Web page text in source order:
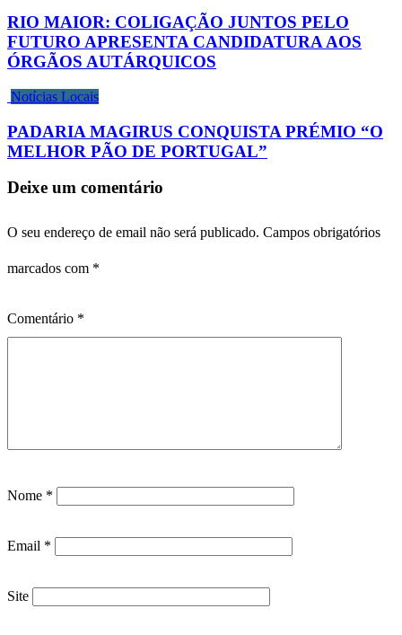
RIO MAIOR: COLIGAÇÃO JUNTOS PELO
FUTURO APRESENTA CANDIDATURA AOS
ÓRGÃOS AUTÁRQUICOS
Notícias Locais
PADARIA MAGIRUS CONQUISTA PRÉMIO “O
MELHOR PÃO DE PORTUGAL”
Deixe um comentário
O seu endereço de email não será publicado. Campos obrigatórios
marcados com *
Comentário *
Nome *
Email *
Site